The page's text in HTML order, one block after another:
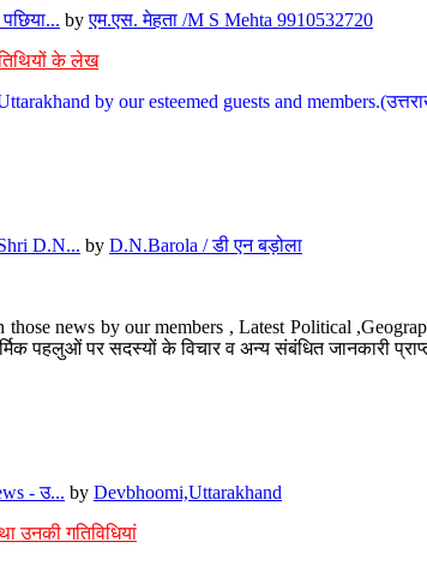
byएम.एस. मेहता /M S Mehta 9910532720
के लेख
by our esteemed guests and
D.N... by D.N.Barola / डी एन बड़ोला
news by our members , Latest Political
पहलुओं पर सदस्यों के विचार व अन्य संबंधित जानकारी
- उ... by Devbhoomi,Uttarakhand
उनकी गतिविधियां